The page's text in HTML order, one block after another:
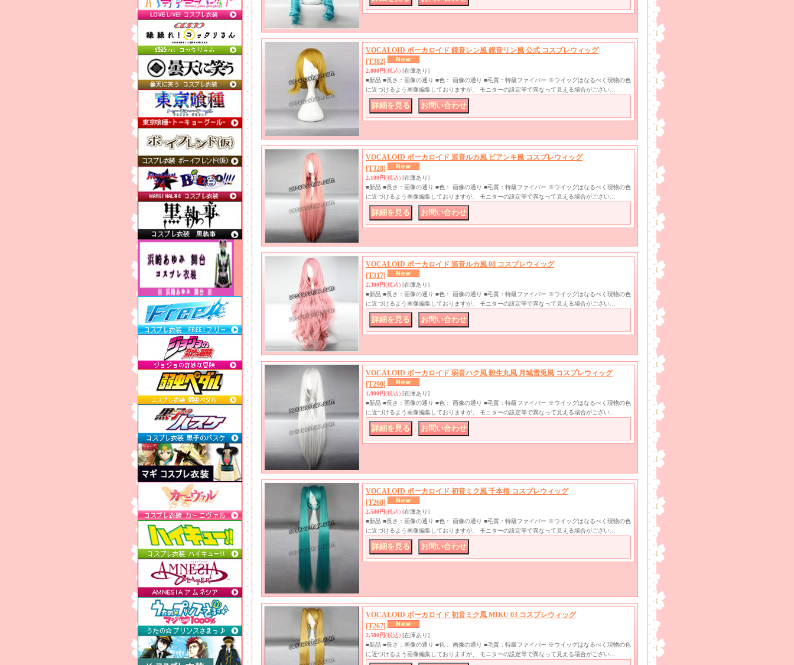
VOCALOID ボーカロイド 鏡音レン風 鏡音リン風 公式 コスプレウィッグ
[T382]
2,000円(税込) [在庫あり]
■新品 ■長さ：画像の通り ■色： 画像の通り ■毛質：特級ファイバー ※ウイッグはなるべく現物の色
に近づけるよう画像編集しておりますが、 モニターの設定等で異なって見える場合がござい…
VOCALOID ボーカロイド 巡音ルカ風 ビアンキ風 コスプレウィッグ
[T328]
2,100円(税込) [在庫あり]
■新品 ■長さ：画像の通り ■色： 画像の通り ■毛質：特級ファイバー ※ウイッグはなるべく現物の色
に近づけるよう画像編集しておりますが、 モニターの設定等で異なって見える場合がござい…
VOCALOID ボーカロイド 巡音ルカ風 08 コスプレウィッグ
[T317]
2,300円(税込) [在庫あり]
■新品 ■長さ：画像の通り ■色： 画像の通り ■毛質：特級ファイバー ※ウイッグはなるべく現物の色
に近づけるよう画像編集しておりますが、 モニターの設定等で異なって見える場合がござい…
VOCALOID ボーカロイド 弱音ハク風 殺生丸風 月城雪兎風 コスプレウィッグ
[T290]
1,900円(税込) [在庫あり]
■新品 ■長さ：画像の通り ■色： 画像の通り ■毛質：特級ファイバー ※ウイッグはなるべく現物の色
に近づけるよう画像編集しておりますが、 モニターの設定等で異なって見える場合がござい…
VOCALOID ボーカロイド 初音ミク風 千本桜 コスプレウィッグ
[T268]
2,500円(税込) [在庫あり]
■新品 ■長さ：画像の通り ■色： 画像の通り ■毛質：特級ファイバー ※ウイッグはなるべく現物の色
に近づけるよう画像編集しておりますが、 モニターの設定等で異なって見える場合がござい…
VOCALOID ボーカロイド 初音ミク風 MIKU 03 コスプレウィッグ
[T267]
2,500円(税込) [在庫あり]
■新品 ■長さ：画像の通り ■色： 画像の通り ■毛質：特級ファイバー ※ウイッグはなるべく現物の色
に近づけるよう画像編集しておりますが、 モニターの設定等で異なって見える場合がござい…